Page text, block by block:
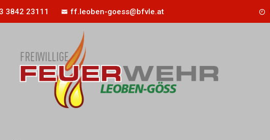
3842 23111 ff.leoben-goess@bfvle.at